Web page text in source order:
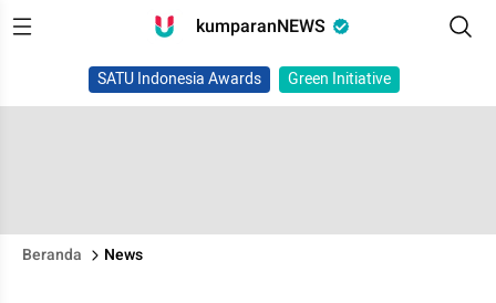
kumparanNEWS
SATU Indonesia Awards Green Initiative
Beranda News